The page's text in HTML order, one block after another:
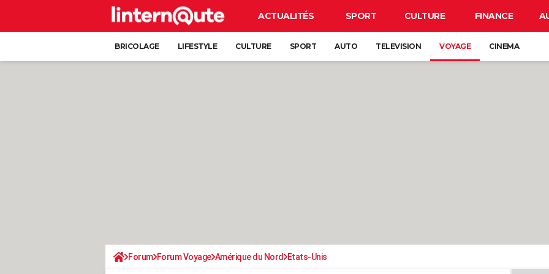
ACTUALITÉS SPORT CULTURE FINANCE
BRICOLAGE LIFESTYLE CULTURE SPORT AUTO TELEVISION VOYAGE CINEMA
Forum Forum Voyage Amérique du Nord Etats-Unis